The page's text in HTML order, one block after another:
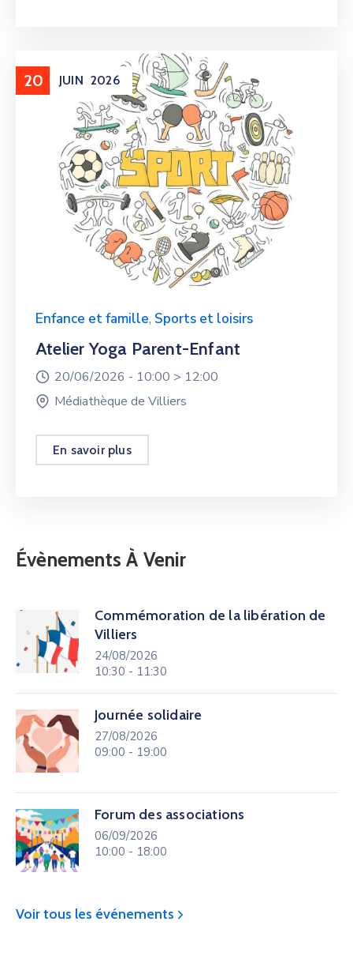
20 JUIN 2026
Enfance et famille, Sports et loisirs
Atelier Yoga Parent-Enfant
20/06/2026 - 10:00 > 12:00
Médiathèque de Villiers
En savoir plus
Évènements À Venir
Commémoration de la libération de
Villiers
24/08/2026
10:30 - 11:30
Journée solidaire
27/08/2026
09:00 - 19:00
Forum des associations
06/09/2026
10:00 - 18:00
Voir tous les événements